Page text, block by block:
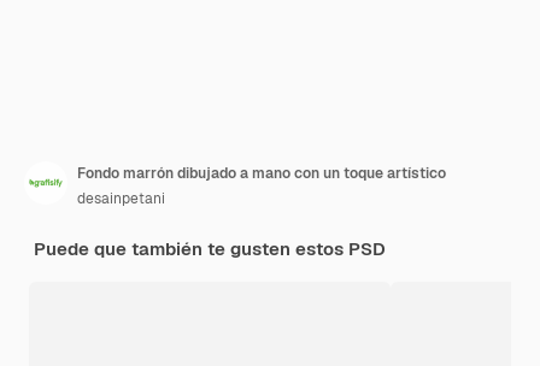
Fondo marrón dibujado a mano con un toque artístico
desainpetani
Puede que también te gusten estos PSD